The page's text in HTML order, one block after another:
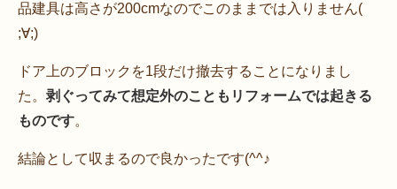
品建具は高さが200cmなのでこのままでは入りません(
;∀;)
ドア上のブロックを1段だけ撤去することになりまし
た。 剥ぐってみて想定外のこともリフォームでは起きる
ものです。
結論として収まるので良かったです(^^♪